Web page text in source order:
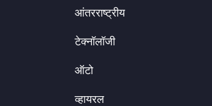
आंतरराष्ट्रीय
टेक्नॉलॉजी
ऑटो
व्हायरल